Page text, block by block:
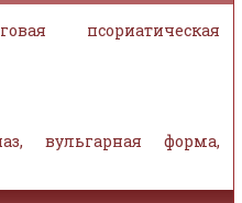
псориатическая
вульгарная форма,